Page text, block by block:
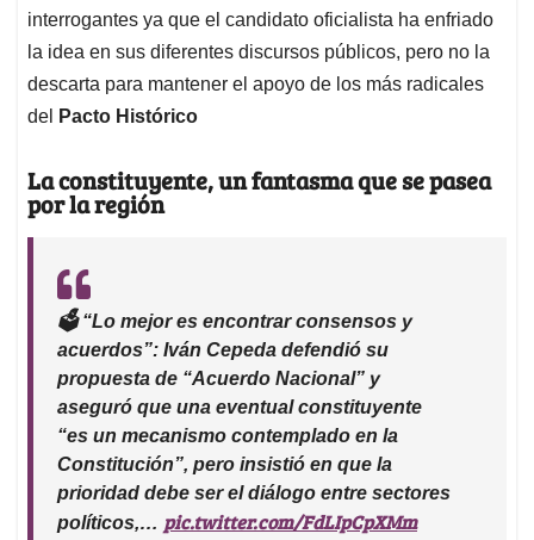
interrogantes ya que el candidato oficialista ha enfriado
la idea en sus diferentes discursos públicos, pero no la
descarta para mantener el apoyo de los más radicales
del
Pacto Histórico
La constituyente, un fantasma que se pasea
por la región
🗳️ “Lo mejor es encontrar consensos y
acuerdos”: Iván Cepeda defendió su
propuesta de “Acuerdo Nacional” y
aseguró que una eventual constituyente
“es un mecanismo contemplado en la
Constitución”, pero insistió en que la
prioridad debe ser el diálogo entre sectores
políticos,… pic.twitter.com/FdLIpCpXMm